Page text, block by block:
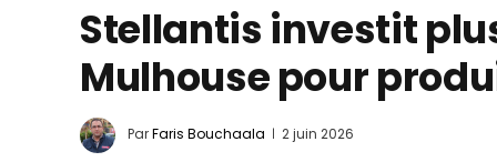
Stellantis investit
Mulhouse pour
ParFaris Bouchaala 2 juin 2026